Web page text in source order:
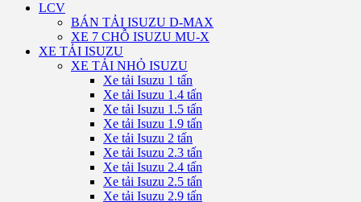
LCV
BÁN TẢI ISUZU D-MAX
XE 7 CHỖ ISUZU MU-X
XE TẢI ISUZU
XE TẢI NHỎ ISUZU
Xe tải Isuzu 1 tấn
Xe tải Isuzu 1.4 tấn
Xe tải Isuzu 1.5 tấn
Xe tải Isuzu 1.9 tấn
Xe tải Isuzu 2 tấn
Xe tải Isuzu 2.3 tấn
Xe tải Isuzu 2.4 tấn
Xe tải Isuzu 2.5 tấn
Xe tải Isuzu 2.9 tấn